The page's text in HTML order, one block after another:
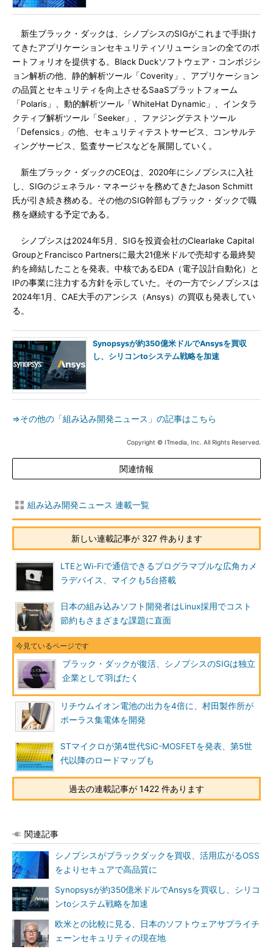
新生ブラック・ダックは、シノプシスのSIGがこれまで手掛け
てきたアプリケーションセキュリティソリューションの全てのポ
ートフォリオを提供する。Black Duckソフトウェア・コンポジシ
ョン解析の他、静的解析ツール「Coverity」、アプリケーション
の品質とセキュリティを向上させるSaaSプラットフォーム
「Polaris」、動的解析ツール「WhiteHat Dynamic」、インタラ
クティブ解析ツール「Seeker」、ファジングテストツール
「Defensics」の他、セキュリティテストサービス、コンサルテ
ィングサービス、監査サービスなどを展開していく。
新生ブラック・ダックのCEOは、2020年にシノプシスに入社
し、SIGのジェネラル・マネージャを務めてきたJason Schmitt
氏が引き続き務める。その他のSIG幹部もブラック・ダックで職
務を継続する予定である。
シノプシスは2024年5月、SIGを投資会社のClearlake Capital
GroupとFrancisco Partnersに最大21億米ドルで売却する最終契
約を締結したことを発表。中核であるEDA（電子設計自動化）と
IPの事業に注力する方針を示していた。その一方でシノプシスは
2024年1月、CAE大手のアンシス（Ansys）の買収も発表してい
る。
Synopsysが約350億米ドルでAnsysを買収
し、シリコンtoシステム戦略を加速
⇒その他の「組み込み開発ニュース」の記事はこちら
Copyright © ITmedia, Inc. All Rights Reserved.
関連情報
組み込み開発ニュース 連載一覧
新しい連載記事が 327 件あります
LTEとWi-Fiで通信できるプログラマブルな広角カメ
ラデバイス、マイクも5台搭載
日本の組み込みソフト開発者はLinux採用でコスト
節約もさまざまな課題に直面
ブラック・ダックが復活、シノプシスのSIGは独立
企業として羽ばたく
リチウムイオン電池の出力を4倍に、村田製作所が
ポーラス集電体を開発
STマイクロが第4世代SiC-MOSFETを発表、第5世
代以降のロードマップも
過去の連載記事が 1422 件あります
関連記事
シノプシスがブラックダックを買収、活用広がるOSS
をよりセキュアで高品質に
Synopsysが約350億米ドルでAnsysを買収し、シリコ
ンtoシステム戦略を加速
欧米との比較に見る、日本のソフトウェアサプライチ
ェーンセキュリティの現在地